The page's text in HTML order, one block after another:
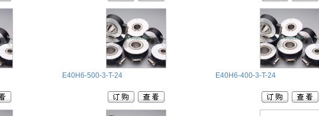
E40H6-500-3-T-24 E40H6-400-3-T-24